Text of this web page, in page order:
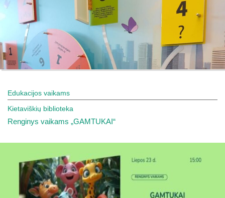
Edukacijos vaikams
Kietaviškių biblioteka
Renginys vaikams „GAMTUKAI“